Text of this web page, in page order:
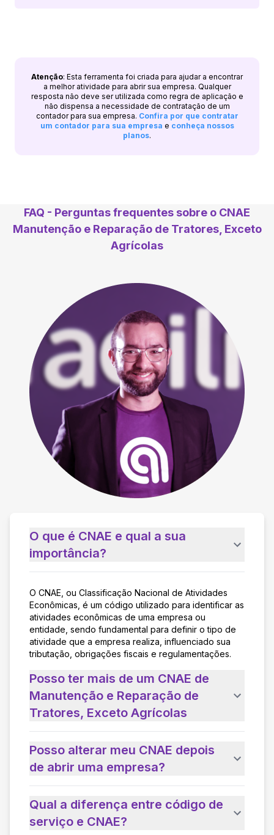
Atenção: Esta ferramenta foi criada para ajudar a encontrar
a melhor atividade para abrir sua empresa. Qualquer
resposta não deve ser utilizada como regra de aplicação e
não dispensa a necessidade de contratação de um
contador para sua empresa. Confira por que contratar
um contador para sua empresa e conheça nossos
planos.
FAQ - Perguntas frequentes sobre o CNAE
Manutenção e Reparação de Tratores, Exceto
Agrícolas
O que é CNAE e qual a sua
importância?
O CNAE, ou Classificação Nacional de Atividades
Econômicas, é um código utilizado para identificar as
atividades econômicas de uma empresa ou
entidade, sendo fundamental para definir o tipo de
atividade que a empresa realiza, influenciado sua
tributação, obrigações fiscais e regulamentações.
Posso ter mais de um CNAE de
Manutenção e Reparação de
Tratores, Exceto Agrícolas
Posso alterar meu CNAE depois
de abrir uma empresa?
Qual a diferença entre código de
serviço e CNAE?